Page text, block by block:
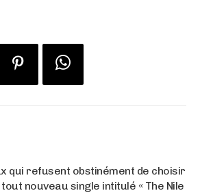
qui refusent obstinément de choisir
nouveau single intitulé « The Nile